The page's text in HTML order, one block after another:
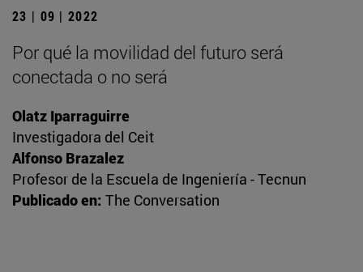
23 | 09 | 2022
Por qué la movilidad del futuro será
conectada o no será
Olatz Iparraguirre
Investigadora del Ceit
Alfonso Brazalez
Profesor de la Escuela de Ingeniería - Tecnun
Publicado en: The Conversation